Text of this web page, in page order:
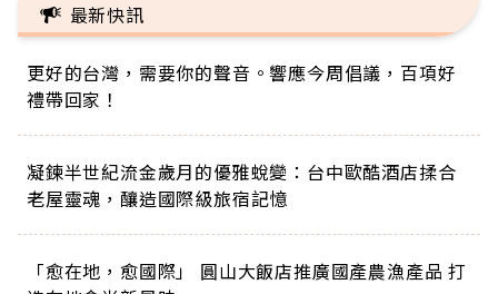
最新快訊
更好的台灣，需要你的聲音。響應今周倡議，百項好
禮帶回家！
凝鍊半世紀流金歲月的優雅蛻變：台中歐酷酒店揉合
老屋靈魂，釀造國際級旅宿記憶
「愈在地，愈國際」 圓山大飯店推廣國產農漁產品 打